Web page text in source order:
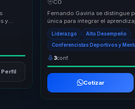
y
dejar
CO
Fernando Gaviria se distingue
única para integrar el
de alto rendimiento con las
Liderazgo Alto Desempeño
Conferencistas Deportivos y
3conf.
Cotizar